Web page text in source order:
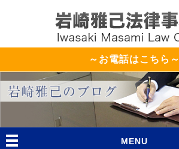
～お電話はこちら～
MENU